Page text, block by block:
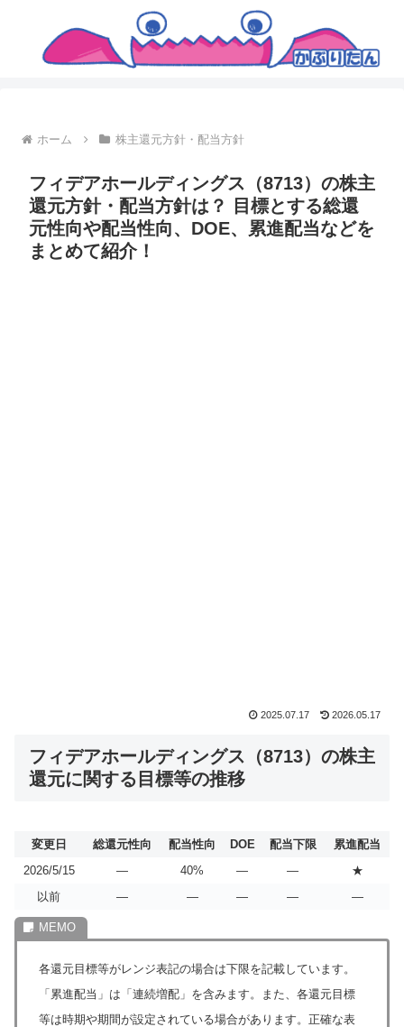
ホーム 株主還元方針・配当方針
フィデアホールディングス（8713）の株主
還元方針・配当方針は？ 目標とする総還
元性向や配当性向、DOE、累進配当などを
まとめて紹介！
2025.07.17 2026.05.17
フィデアホールディングス（8713）の株主
還元に関する目標等の推移
変更日 総還元性向 配当性向 DOE 配当下限
累進配当
2026/5/15
― 40% ― ―
★
以前
― ― ― ― ―
各還元目標等がレンジ表記の場合は下限を記載しています。
「累進配当」は「連続増配」を含みます。また、各還元目標
等は時期や期間が設定されている場合があります。正確な表